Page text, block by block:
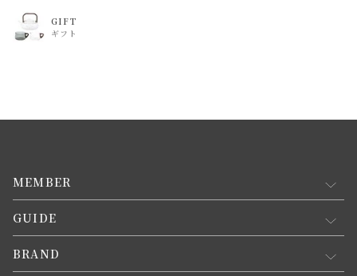
GIFT
ギフト
MEMBER
マイページ
新規会員登録
GUIDE
お買い物ガイド
BRAND